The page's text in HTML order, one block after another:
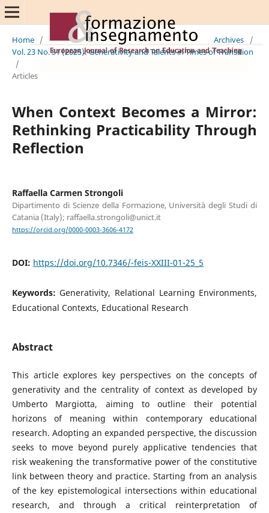
Home / Archives
/
Vol. 23 No. S1 (2025): Generativity and Talents in Times of Transition
/
Articles
When Context Becomes a Mirror:
Rethinking Practicability Through
Reflection
Raffaella Carmen Strongoli
Dipartimento di Scienze della Formazione, Università degli Studi di
Catania (Italy); raffaella.strongoli@unict.it
https://orcid.org/0000-0003-3606-4172
DOI: https://doi.org/10.7346/-feis-XXIII-01-25_5
Keywords:Generativity, Relational Learning Environments,
Educational Contexts, Educational Research
Abstract
This article explores key perspectives on the concepts of
generativity and the centrality of context as developed by
Umberto Margiotta, aiming to outline their potential
horizons of meaning within contemporary educational
research. Adopting an expanded perspective, the discussion
seeks to move beyond purely applicative tendencies that
risk weakening the transformative power of the constitutive
link between theory and practice. Starting from an analysis
of the key epistemological intersections within educational
research, and through a critical reinterpretation of